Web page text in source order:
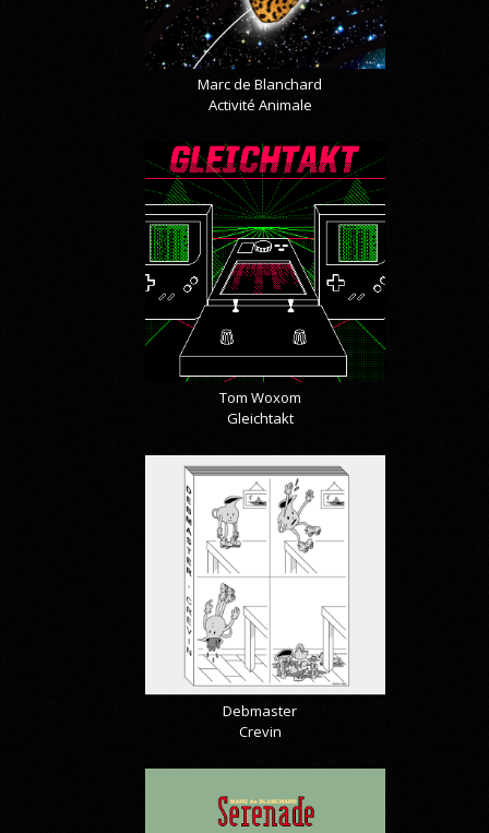
Marc de Blanchard
Activité Animale
Tom Woxom
Gleichtakt
Debmaster
Crevin